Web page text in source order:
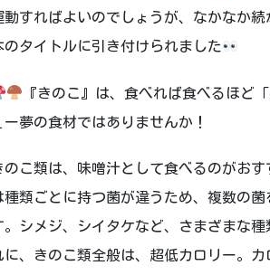
動すればよいのでしょうが、なかなか
のタイトルに引き付けられました
『きのこ』は、食べれば食べるほど
ー夢の食材ではありませんか！
のこ類は、味噌汁として食べるのがお
種類ごとに持つ菌が違うため、複数の
。シメジ、シイタケなど、さまざまな
に、きのこ類全般は、超低カロリー。